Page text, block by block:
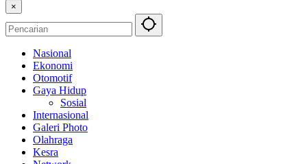
×
Nasional
Ekonomi
Otomotif
Gaya Hidup
Sosial
Internasional
Galeri Photo
Olahraga
Kesra